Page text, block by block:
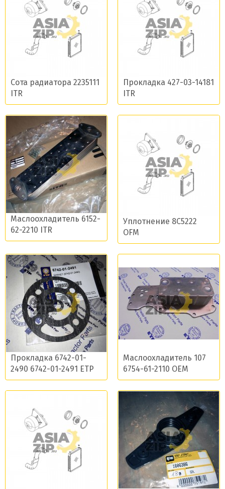
Сота радиатора 2235111
ITR
Прокладка 427-03-14181
ITR
Маслоохладитель 6152-
62-2210 ITR
Уплотнение 8C5222
OFM
Прокладка 6742-01-
2490 6742-01-2491 ETP
Маслоохладитель 107
6754-61-2110 OEM